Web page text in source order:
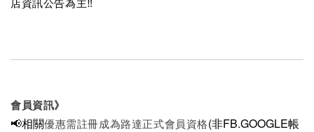
店資訊公告為主‼️
會員資訊》
📢相關優惠需註冊成為路達正式會員資格(非FB.GOOGLE帳